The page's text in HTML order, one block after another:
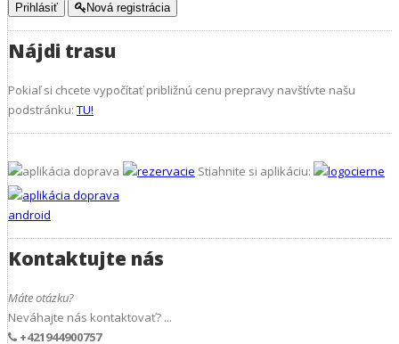
Prihlásiť Nová registrácia
Nájdi trasu
Pokiaľ si chcete vypočítať približnú cenu prepravy navštívte našu
podstránku: TU!
Stiahnite si aplikáciu:
Kontaktujte nás
Máte otázku?
Neváhajte nás kontaktovať? ...
+421944900757